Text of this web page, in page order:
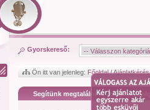
Gyorskereső:
Ön itt van jelenleg: Főoldal/Ajánlatkérés
Segítünk megtalálni az esküvői